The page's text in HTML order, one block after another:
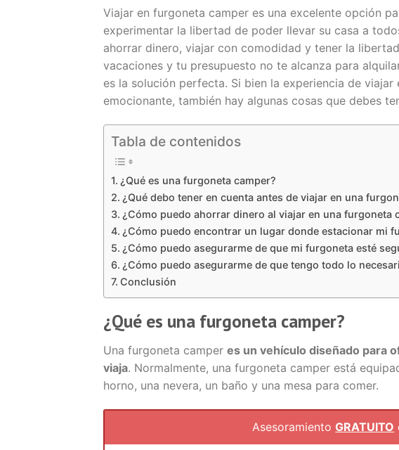
Viajar en furgoneta camper es una excelente opción
experimentar la libertad de poder llevar su casa a
ahorrar dinero, viajar con comodidad y tener la
vacaciones y tu presupuesto no te alcanza para
es la solución perfecta. Si bien la experiencia de
emocionante, también hay algunas cosas que debes
Tabla de contenidos
¿Qué es una furgoneta camper?
¿Qué debo tener en cuenta antes de viajar en una
¿Cómo puedo ahorrar dinero al viajar en una furgoneta
¿Cómo puedo encontrar un lugar donde estacionar mi
¿Cómo puedo asegurarme de que mi furgoneta esté
¿Cómo puedo asegurarme de que tengo todo lo
Conclusión
¿Qué es una furgoneta camper?
Una furgoneta camper es un vehículo diseñado para
viaja. Normalmente, una furgoneta camper está
horno, una nevera, un baño y una mesa para comer.
AsesoramientoGRATUITO